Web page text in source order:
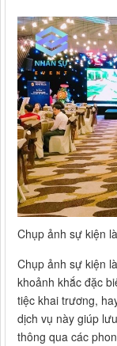
Chụp ảnh sự kiện
Chụp ảnh sự kiện
khoảnh khắc đặc
tiệc khai trương,
dịch vụ này giúp
thông qua các